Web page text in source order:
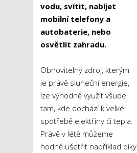
vodu, svítit, nabíjet
mobilní telefony a
autobaterie, nebo
osvětlit zahradu.
Obnovitelný zdroj, kterým
je právě sluneční energie,
lze výhodně využít všude
tam, kde dochází k velké
spotřebě elektřiny či tepla.
Právě v létě můžeme
hodně ušetřit například díky